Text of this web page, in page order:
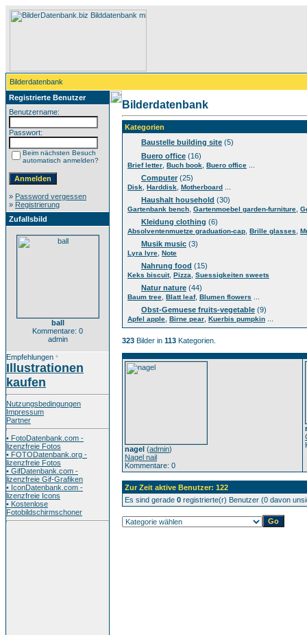
Bilderdatenbank
Registrierte Benutzer
Benutzername:
Passwort:
Beim nächsten Besuch
automatisch anmelden?
» Password vergessen
» Registrierung
Zufallsbild
ball
Kommentare: 0
admin
Empfehlungen *
Illustrationen
kaufen
Nutzungsbedingungen
Impressum
Partner
• FotoDatenbank.com -
lizenzfreie Fotos
• FOTODatenbank.org -
lizenzfreie Fotos
• GifDatenbank.com -
lizenzfreie Gif-Grafiken
• IconDatenbank.com -
lizenzfreie Icons
• Kostenlose
Fotobildschirmschoner
Bilderdatenbank
Kategorien
Baustelle building site (5)
Buero office (16)
Brief letter Buch book Buero office
Computer(25)
Disk Harddisk Motherboard
Haushalt household (30)
Gartenbank bench Gartenmoebel garden-furniture
Kleidung clothing (6)
Absolventenmuetze graduation-cap Brille glasses
Musik music (3)
Lyra lyre Note
Nahrung food (15)
Keks biscuit, Pizza Suessigkeiten sweets
Natur nature (44)
Baum tree Blatt leaf, Blumen flowers
Obst-Gemuese fruits-vegetable (9)
Apfel apple Birne pear Kuerbis pumpkin
323 Bilder in 113 Kategorien.
nagel (admin)
Nagel nail
Kommentare: 0
Zur Zeit aktive Benutzer: 122
Es sind gerade 0 registrierte(r) Benutzer (0 davon